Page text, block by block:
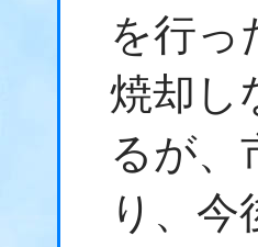
を行っ
焼却し
るが、
り、今